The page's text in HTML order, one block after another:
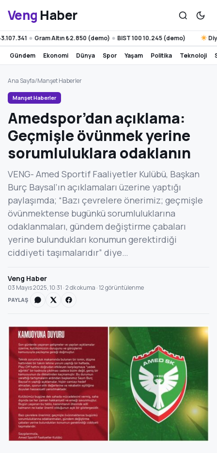
Veng Haber
● Gram Altın ₺2.850 (demo) ● BIST 100 10.245 (demo)
gündem ekonomi dünya spor yaşam politika teknoloji
Ana Sayfa/Manşet Haberler
Manşet Haberler
Amedspor’dan açıklama:
Geçmişle övünmek yerine
sorumluluklara odaklanın
VENG- Amed Sportif Faaliyetler Kulübü, Başkan
Burç Baysal’ın açıklamaları üzerine yaptığı
paylaşımda; “Bazı çevrelere önerimiz; geçmişle
övünmektense bugünkü sorumluluklarına
odaklanmaları, gündem değiştirme çabaları
yerine bulundukları konumun gerektirdiği
ciddiyeti taşımalarıdır” diye…
Veng Haber
03 Mayıs 2025, 10:31 · 2 dk okuma · 12 görüntülenme
PAYLAŞ